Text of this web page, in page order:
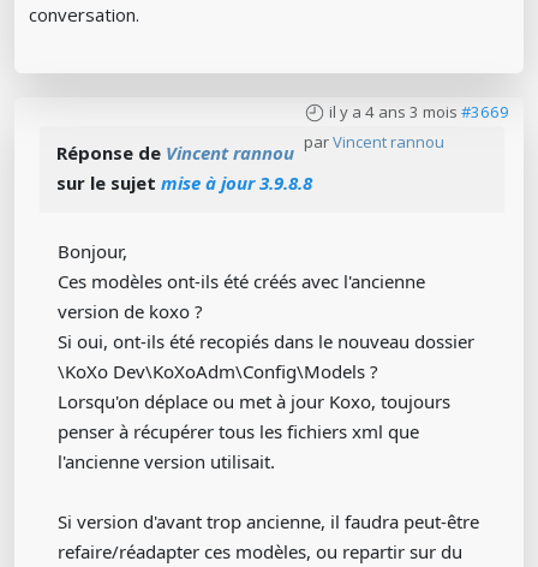
conversation.
il y a 4 ans 3 mois #3669
parVincent rannou
Réponse de Vincent rannou
sur le sujet mise à jour 3.9.8.8
Bonjour,
Ces modèles ont-ils été créés avec l'ancienne
version de koxo ?
Si oui, ont-ils été recopiés dans le nouveau dossier
\KoXo Dev\KoXoAdm\Config\Models ?
Lorsqu'on déplace ou met à jour Koxo, toujours
penser à récupérer tous les fichiers xml que
l'ancienne version utilisait.
Si version d'avant trop ancienne, il faudra peut-être
refaire/réadapter ces modèles, ou repartir sur du